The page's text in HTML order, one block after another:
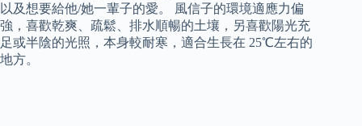
以及想要給他/她一輩子的愛。 風信子的環境適應力偏
強，喜歡乾爽、疏鬆、排水順暢的土壤，另喜歡陽光充
足或半陰的光照，本身較耐寒，適合生長在 25℃左右的
地方。